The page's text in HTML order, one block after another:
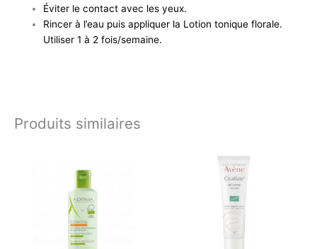
Éviter le contact avec les yeux.
Rincer à l’eau puis appliquer la Lotion tonique florale.
Utiliser 1 à 2 fois/semaine.
Produits similaires